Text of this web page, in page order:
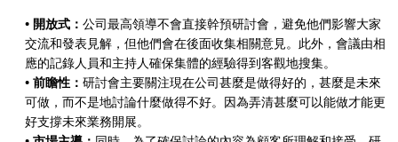
• 開放式： 公司最高領導不會直接幹預研討會，避免他們影響大家
交流和發表見解，但他們會在後面收集相關意見。此外，會議由相
應的記錄人員和主持人確保集體的經驗得到客觀地搜集。
• 前瞻性： 研討會主要關注現在公司甚麼是做得好的，甚麼是未來
可做，而不是地討論什麼做得不好。因為弄清甚麼可以能做才能更
好支撐未來業務開展。